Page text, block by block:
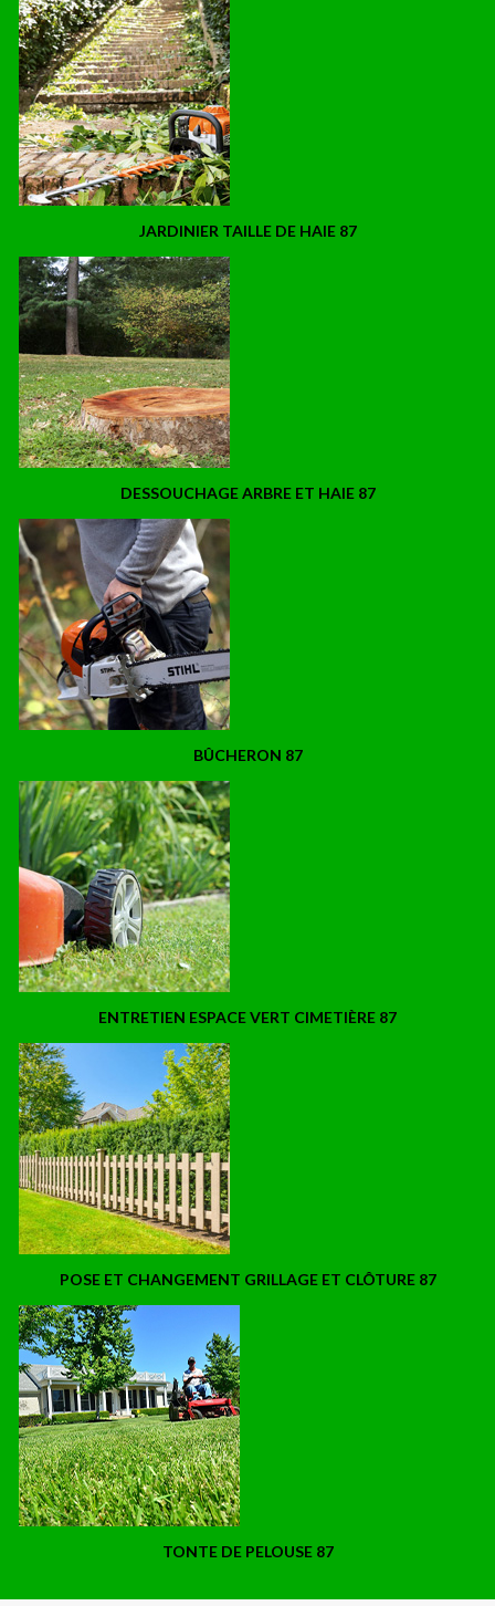
JARDINIER TAILLE DE HAIE 87
DESSOUCHAGE ARBRE ET HAIE 87
BÛCHERON 87
ENTRETIEN ESPACE VERT CIMETIÈRE 87
POSE ET CHANGEMENT GRILLAGE ET CLÔTURE 87
TONTE DE PELOUSE 87